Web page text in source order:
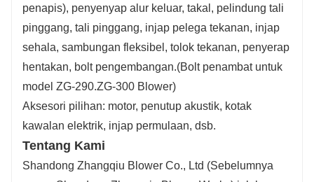
penapis), penyenyap alur keluar, takal, pelindung tali
pinggang, tali pinggang, injap pelega tekanan, injap
sehala, sambungan fleksibel, tolok tekanan, penyerap
hentakan, bolt pengembangan.(Bolt penambat untuk
model ZG-290.ZG-300 Blower)
Aksesori pilihan: motor, penutup akustik, kotak
kawalan elektrik, injap permulaan, dsb.
Tentang Kami
Shandong Zhangqiu Blower Co., Ltd (Sebelumnya